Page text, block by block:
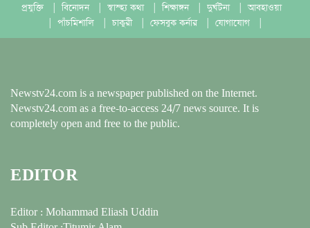
প্রযুক্তি
বিনোদন স্বাস্হ্য কথা শিক্ষাঙ্গন দুর্ঘটনা
আবহাওয়া
পাঁচমিশালি চাকুরী ফেসবুক কর্নার যোগাযোগ
Newstv24.com is a newspaper published on the Internet.
Newstv24.com as a free-to-access 24/7 news source. It is
completely open and free to the public.
EDITOR
Editor : Mohammad Eliash Uddin